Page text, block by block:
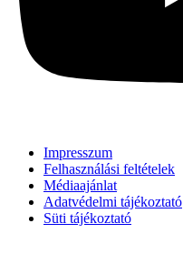
Impresszum
Felhasználási feltételek
Médiaajánlat
Adatvédelmi tájékoztató
Süti tájékoztató